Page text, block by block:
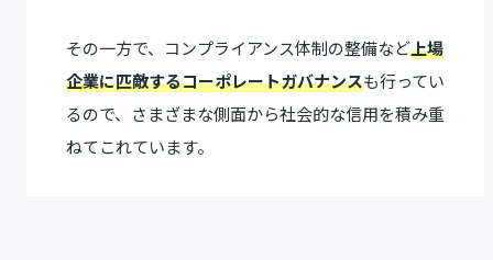
その一方で、コンプライアンス体制の整備など上場
企業に匹敵するコーポレートガバナンスも行ってい
るので、さまざまな側面から社会的な信用を積み重
ねてこれています。